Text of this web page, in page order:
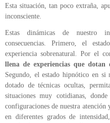
Esta situación, tan poco extraña,
inconsciente.
Estas dinámicas de nuestro
consecuencias. Primero, el
experiencia sobrenatural. Por el
llena de experiencias que
Segundo, el estado hipnótico en
dotado de técnicas ocultas,
situaciones muy cotidianas,
configuraciones de nuestra
en diferentes grados de